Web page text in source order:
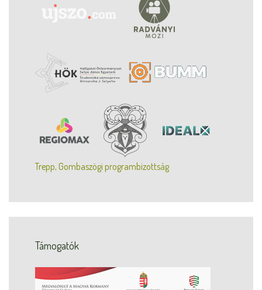
Trepp, Gombaszögi programbizottság
Támogatók